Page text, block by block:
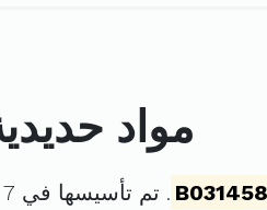
مواد
. تم تأسيسها في 7 جويلية 2014 برأس مال قدره